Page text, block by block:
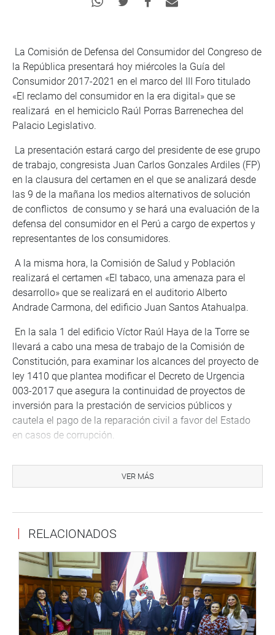
La Comisión de Defensa del Consumidor del Congreso de
la República presentará hoy miércoles la Guía del
Consumidor 2017-2021 en el marco del III Foro titulado
«El reclamo del consumidor en la era digital» que se
realizará en el hemiciclo Raúl Porras Barrenechea del
Palacio Legislativo.
La presentación estará cargo del presidente de ese grupo
de trabajo, congresista Juan Carlos Gonzales Ardiles (FP)
en la clausura del certamen en el que se analizará desde
las 9 de la mañana los medios alternativos de solución
de conflictos de consumo y se hará una evaluación de la
defensa del consumidor en el Perú a cargo de expertos y
representantes de los consumidores.
A la misma hora, la Comisión de Salud y Población
realizará el certamen «El tabaco, una amenaza para el
desarrollo» que se realizará en el auditorio Alberto
Andrade Carmona, del edificio Juan Santos Atahualpa.
En la sala 1 del edificio Víctor Raúl Haya de la Torre se
llevará a cabo una mesa de trabajo de la Comisión de
Constitución, para examinar los alcances del proyecto de
ley 1410 que plantea modificar el Decreto de Urgencia
003-2017 que asegura la continuidad de proyectos de
inversión para la prestación de servicios públicos y
cautela el pago de la reparación civil a favor del Estado
en casos de corrupción.
PRENSA CONGRESO
http://www.congreso.gob.pe/
Facebook:
https://www.facebook.com/congresodelarepublicadelperu?
fref=ts
Twitter:https://twitter.com/congresoperu
https://twitter.com/congresoperu>
Youtube:http://www.youtube.com/congresoperu
VER MÁS
RELACIONADOS